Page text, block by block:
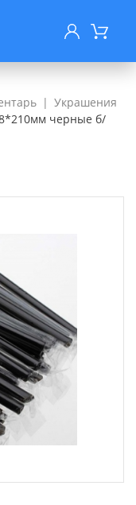
Украшения
черные б/